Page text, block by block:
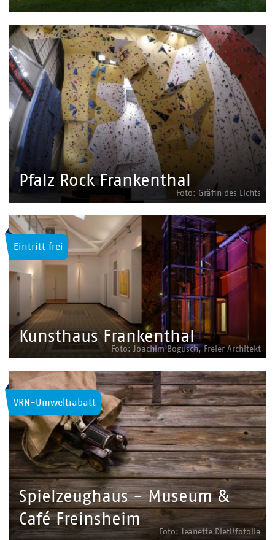
Pfalz Rock Frankenthal
Foto: Gräfin des Lichts
Eintritt frei
Kunsthaus Frankenthal
Foto: Joachim Bogusch, Freier Architekt
VRN-Umweltrabatt
Spielzeughaus - Museum &
Café Freinsheim
Foto: Jeanette Dietl/fotolia